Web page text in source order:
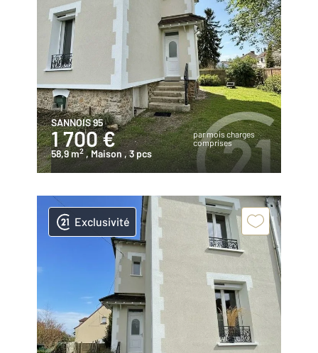
SANNOIS 95
1 700 €
par mois charges
comprises
58,9 m2 , Maison, 3 pcs
Exclusivité